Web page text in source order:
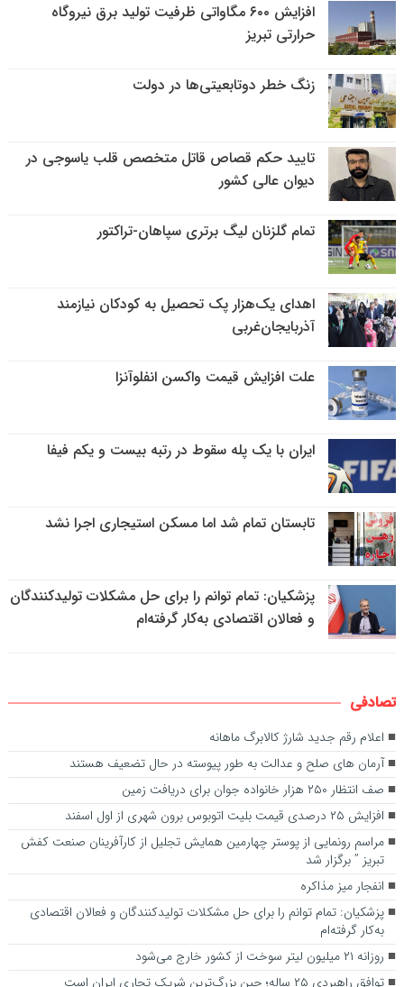
افزایش ۶۰۰ مگاواتی ظرفیت تولید برق نیروگاه
حرارتی تبریز
زنگ خطر دوتابعیتی‌ها در دولت
تایید حکم قصاص قاتل متخصص قلب یاسوجی در
دیوان عالی کشور
تمام گلزنان لیگ‌ برتری سپاهان-تراکتور
اهدای یک‌هزار پک تحصیل به کودکان نیازمند
آذربایجان‌غربی
علت افزایش قیمت واکسن انفلوآنزا
ایران با یک پله سقوط در رتبه بیست و یکم فیفا
تابستان تمام شد اما مسکن استیجاری اجرا نشد
پزشکیان: تمام توانم را برای حل مشکلات تولیدکنندگان
و فعالان اقتصادی به‌کار گرفته‌ام
تصادفی
اعلام رقم جدید شارژ کالابرگ ماهانه
آرمان های صلح و عدالت به طور پیوسته در حال تضعیف هستند
صف انتظار ۲۵۰ هزار خانواده جوان برای دریافت زمین
افزایش ۲۵ درصدی قیمت بلیت اتوبوس برون شهری از اول اسفند
مراسم رونمایی از پوستر چهارمین همایش تجلیل از کارآفرینان صنعت کفش
تبریز ” برگزار شد
انفجار میز مذاکره
پزشکیان: تمام توانم را برای حل مشکلات تولیدکنندگان و فعالان اقتصادی
به‌کار گرفته‌ام
روزانه ۲۱ میلیون لیتر سوخت از کشور خارج می‌شود
توافق راهبردی ۲۵ ساله؛ چین بزرگ‌ترین شریک تجاری ایران است